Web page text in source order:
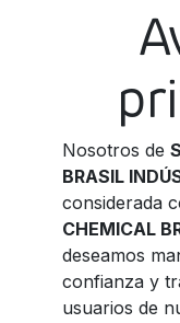
Líneas de
Herbicidas
Insecticidas
PGR y
¿Necesitas
Sitio
Términos y
Política de
Nosotros de
BRASIL
considerada
CHEMICAL
deseamos
confianza y
usuarios de